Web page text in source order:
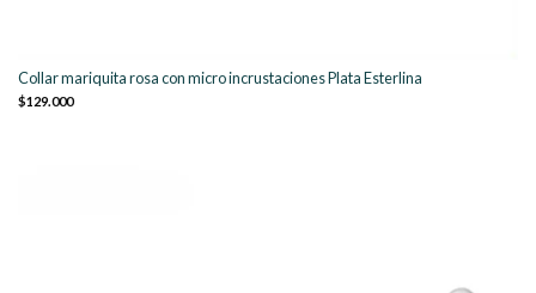
Collar mariquita rosa con micro incrustaciones Plata Esterlina
$129.000